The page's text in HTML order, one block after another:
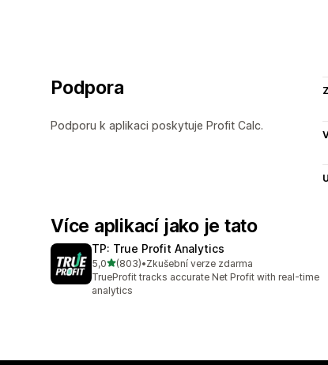
Podpora
Podporu k aplikaci poskytuje Profit Calc.
Více aplikací jako je tato
TP: True Profit Analytics
5,0z 5 hvězd
(803)
Celkový počet recenzí: 803
•Zkušební verze zdarma
TrueProfit tracks accurate Net Profit with real-time
analytics